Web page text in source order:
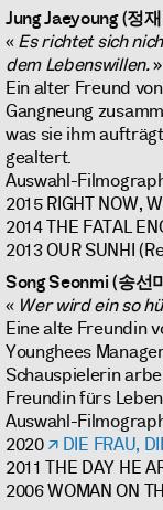
Jung Jaeyoung (정
«Es richtet sich
dem Lebenswillen.»
Ein alter Freund
Gangneung
was sie ihm
gealtert.
Auswahl-
2015 RIGHT NOW,
2014 THE FATAL
2013 OUR SUNHI
Song Seonmi (송선
« Wer wird ein so
Eine alte Freundin
Younghees
Schauspielerin
Freundin fürs
Auswahl-
2020
DIE FRAU,
2011 THE DAY HE
2006 WOMAN ON